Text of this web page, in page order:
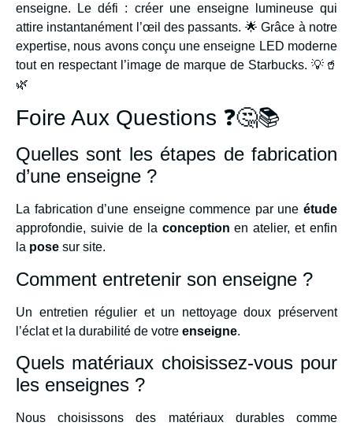
enseigne. Le défi : créer une enseigne lumineuse qui
attire instantanément l’œil des passants. 🌟 Grâce à notre
expertise, nous avons conçu une enseigne LED moderne
tout en respectant l’image de marque de Starbucks. 💡🥤
🌿
Foire Aux Questions ❓🤔📚
Quelles sont les étapes de fabrication
d’une enseigne ?
La fabrication d’une enseigne commence par une étude
approfondie, suivie de la conception en atelier, et enfin
la pose sur site.
Comment entretenir son enseigne ?
Un entretien régulier et un nettoyage doux préservent
l’éclat et la durabilité de votre enseigne.
Quels matériaux choisissez-vous pour
les enseignes ?
Nous choisissons des matériaux durables comme